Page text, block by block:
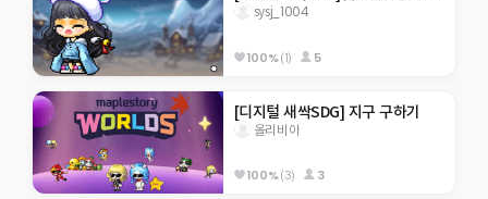
sysj_1004
100%(1) 5
[디지털 새싹SDG] 지구 구하기
올리비아
100%(3) 3